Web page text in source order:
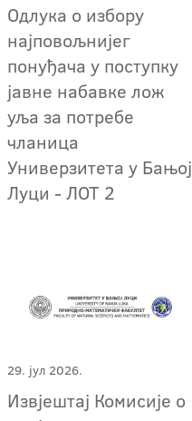
Одлука о избору
најповољнијег
понуђача у поступку
јавне набавке лож
уља за потребе
чланица
Универзитета у Бањој
Луци - ЛОТ 2
29. јул 2026.
Извјештај Комисије о